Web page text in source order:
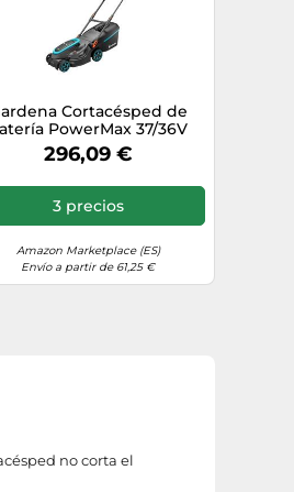
Cortacésped de
PowerMax 37/36V
Solo: 37 cm de Ancho,
Capacidad de 45 l,
Ajuste de Altura,
Sin Cable (14638-55)
296,09 €
3 precios
Amazon Marketplace (ES)
Envío a partir de 61,25 €
no corta el